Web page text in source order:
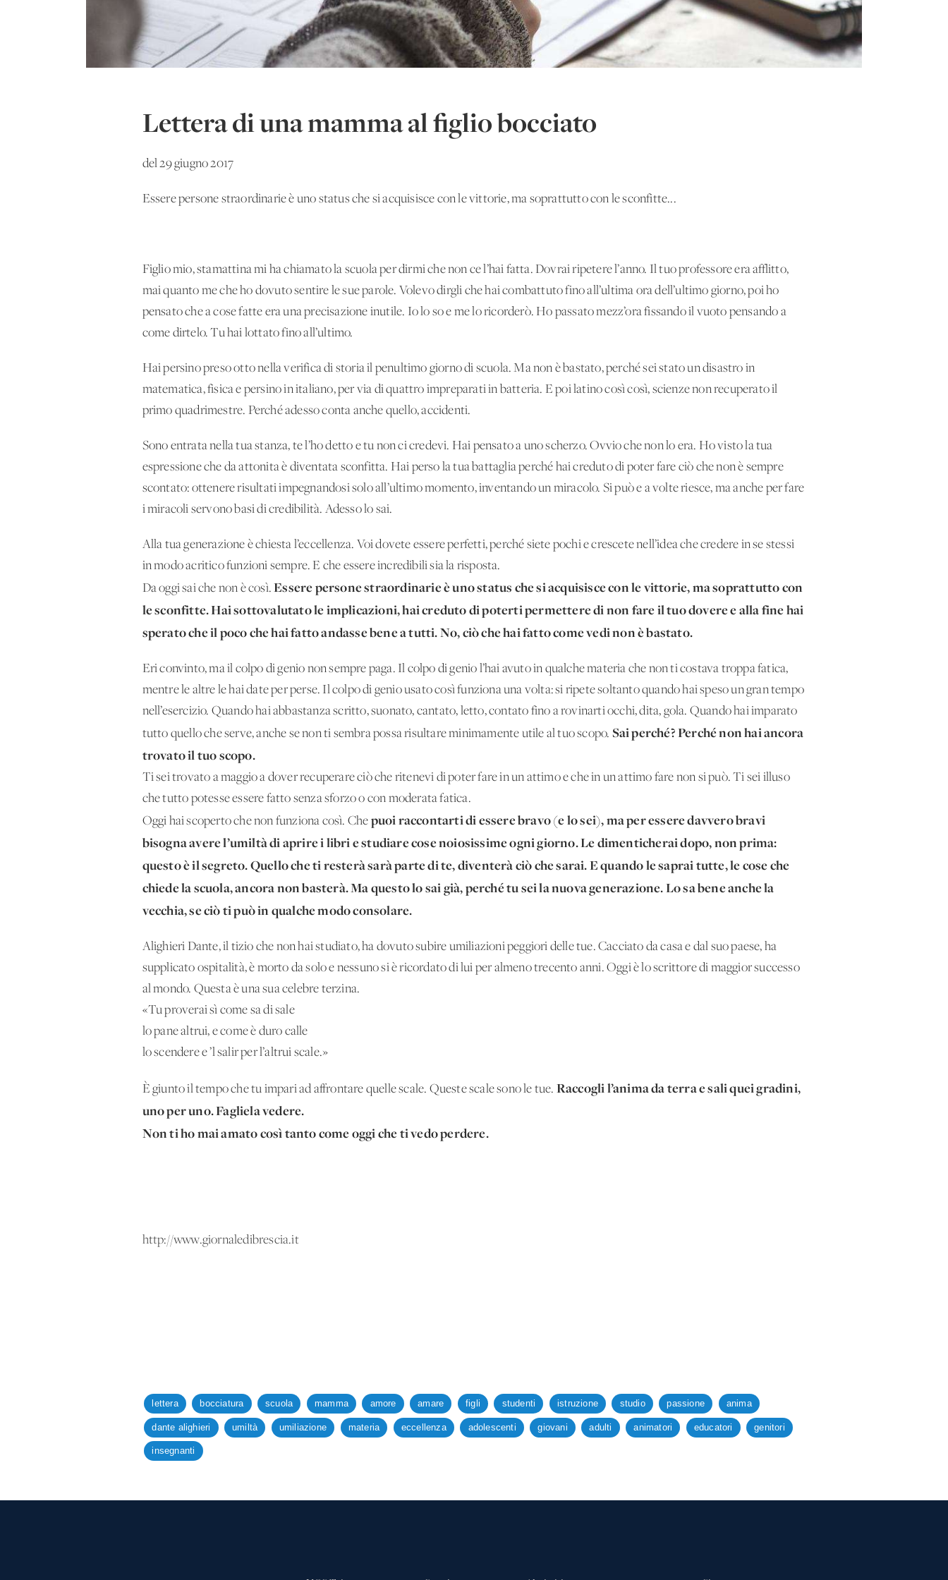
Lettera di una mamma al figlio bocciato
del 29 giugno 2017
Essere persone straordinarie è uno status che si acquisisce con le vittorie, ma soprattutto con le sconfitte...
Figlio mio, stamattina mi ha chiamato la scuola per dirmi che non ce l’hai fatta. Dovrai ripetere l’anno. Il tuo professore era afflitto,
mai quanto me che ho dovuto sentire le sue parole. Volevo dirgli che hai combattuto fino all’ultima ora dell’ultimo giorno, poi ho
pensato che a cose fatte era una precisazione inutile. Io lo so e me lo ricorderò. Ho passato mezz’ora fissando il vuoto pensando a
come dirtelo. Tu hai lottato fino all’ultimo.
Hai persino preso otto nella verifica di storia il penultimo giorno di scuola. Ma non è bastato, perché sei stato un disastro in
matematica, fisica e persino in italiano, per via di quattro impreparati in batteria. E poi latino così così, scienze non recuperato il
primo quadrimestre. Perché adesso conta anche quello, accidenti.
Sono entrata nella tua stanza, te l’ho detto e tu non ci credevi. Hai pensato a uno scherzo. Ovvio che non lo era. Ho visto la tua
espressione che da attonita è diventata sconfitta. Hai perso la tua battaglia perché hai creduto di poter fare ciò che non è sempre
scontato: ottenere risultati impegnandosi solo all’ultimo momento, inventando un miracolo. Si può e a volte riesce, ma anche per fare
i miracoli servono basi di credibilità. Adesso lo sai.
Alla tua generazione è chiesta l’eccellenza. Voi dovete essere perfetti, perché siete pochi e crescete nell’idea che credere in se stessi
in modo acritico funzioni sempre. E che essere incredibili sia la risposta.
Da oggi sai che non è così.Essere persone straordinarie è uno status che si acquisisce con le vittorie, ma soprattutto con
le sconfitte. Hai sottovalutato le implicazioni, hai creduto di poterti permettere di non fare il tuo dovere e alla fine hai
sperato che il poco che hai fatto andasse bene a tutti. No, ciò che hai fatto come vedi non è bastato.
Eri convinto, ma il colpo di genio non sempre paga. Il colpo di genio l’hai avuto in qualche materia che non ti costava troppa fatica,
mentre le altre le hai date per perse. Il colpo di genio usato così funziona una volta: si ripete soltanto quando hai speso un gran tempo
nell’esercizio. Quando hai abbastanza scritto, suonato, cantato, letto, contato fino a rovinarti occhi, dita, gola. Quando hai imparato
tutto quello che serve, anche se non ti sembra possa risultare minimamente utile al tuo scopo. Sai perché? Perché non hai ancora
trovato il tuo scopo.
Ti sei trovato a maggio a dover recuperare ciò che ritenevi di poter fare in un attimo e che in un attimo fare non si può. Ti sei illuso
che tutto potesse essere fatto senza sforzo o con moderata fatica.
Oggi hai scoperto che non funziona così. Che puoi raccontarti di essere bravo (e lo sei), ma per essere davvero bravi
bisogna avere l’umiltà di aprire i libri e studiare cose noiosissime ogni giorno. Le dimenticherai dopo, non prima:
questo è il segreto. Quello che ti resterà sarà parte di te, diventerà ciò che sarai. E quando le saprai tutte, le cose che
chiede la scuola, ancora non basterà. Ma questo lo sai già, perché tu sei la nuova generazione. Lo sa bene anche la
vecchia, se ciò ti può in qualche modo consolare.
Alighieri Dante, il tizio che non hai studiato, ha dovuto subire umiliazioni peggiori delle tue. Cacciato da casa e dal suo paese, ha
supplicato ospitalità, è morto da solo e nessuno si è ricordato di lui per almeno trecento anni. Oggi è lo scrittore di maggior successo
al mondo. Questa è una sua celebre terzina.
«Tu proverai sì come sa di sale
lo pane altrui, e come è duro calle
lo scendere e ’l salir per l’altrui scale.»
È giunto il tempo che tu impari ad affrontare quelle scale. Queste scale sono le tue. Raccogli l’anima da terra e sali quei gradini,
uno per uno. Fagliela vedere.
Non ti ho mai amato così tanto come oggi che ti vedo perdere.
http://www.giornaledibrescia.it
lettera bocciatura scuola mamma amore amare figli studenti istruzione studio passione anima
dante alighieri umiltà umiliazione materia eccellenza adolescenti giovani adulti animatori educatori genitori
insegnanti